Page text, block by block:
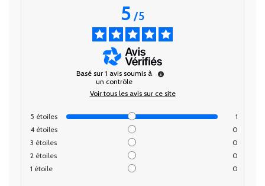
5/5
Basé sur 1 avis soumis à
un contrôle
Voir tous les avis sur ce site
5 étoiles
1
4 étoiles
0
3 étoiles
0
2 étoiles
0
1 étoile 0